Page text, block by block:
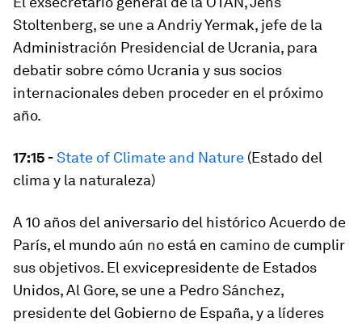
Stoltenberg, se une a Andriy Yermak, jefe de la
Administración Presidencial de Ucrania, para
debatir sobre cómo Ucrania y sus socios
internacionales deben proceder en el próximo
año.
17:15 -State of Climate and Nature (Estado del
clima y la naturaleza)
A 10 años del aniversario del histórico Acuerdo de
París, el mundo aún no está en camino de cumplir
sus objetivos. El exvicepresidente de Estados
Unidos, Al Gore, se une a Pedro Sánchez,
presidente del Gobierno de España, y a líderes